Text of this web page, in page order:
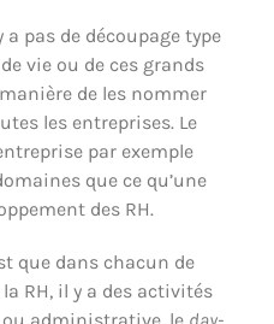
a pas de découpage type
vie ou de ces grands
de les nommer
les entreprises. Le
par exemple
que ce qu’une
des RH.
que dans chacun de
RH, il y a des activités
administrative, le day-